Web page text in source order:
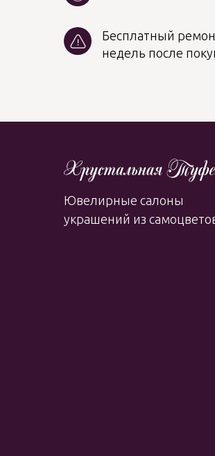
Бесплатный
недель после
Ювелирные салоны
украшений из